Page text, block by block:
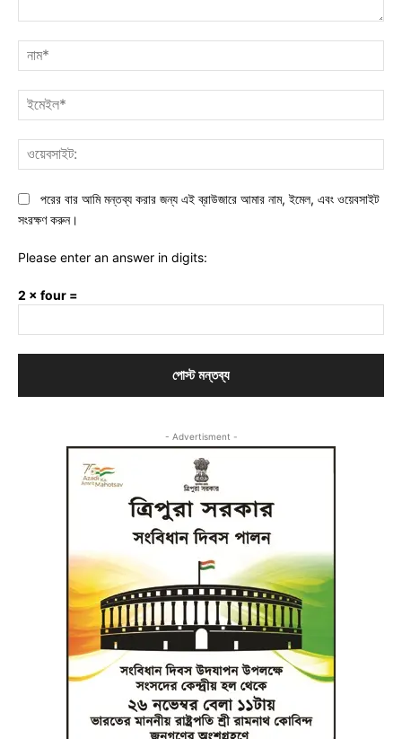
পরের বার আমি মন্তব্য করার জন্য এই ব্রাউজারে আমার নাম, ইমেল, এবং ওয়েবসাইট
সংরক্ষণ করুন।
Please enter an answer in digits:
2 × four =
- Advertisment -